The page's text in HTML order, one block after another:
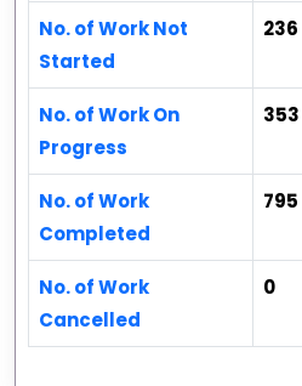
No. of Work Not
Started
236
No. of Work On
Progress
353
No. of Work
Completed
795
No. of Work
Cancelled
0